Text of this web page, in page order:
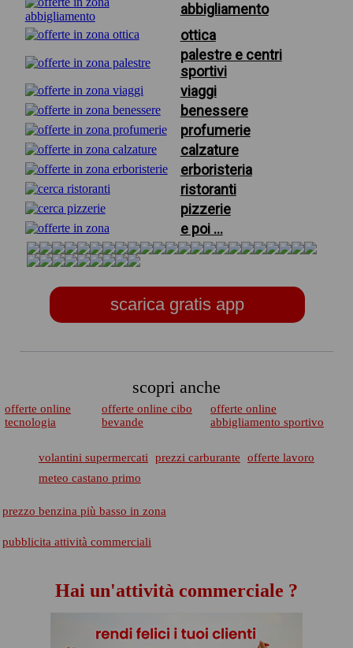
abbigliamento
ottica
palestre e centri
sportivi
viaggi
benessere
profumerie
calzature
erboristeria
ristoranti
pizzerie
e poi ...
scarica gratis app
scopri anche
offerte online
tecnologia
offerte online cibo
bevande
offerte online
abbigliamento sportivo
volantini supermercati prezzi carburante
offerte lavoro
meteo castano primo
prezzo benzina più basso in zona
pubblicita attività commerciali
Hai un'attività commerciale ?